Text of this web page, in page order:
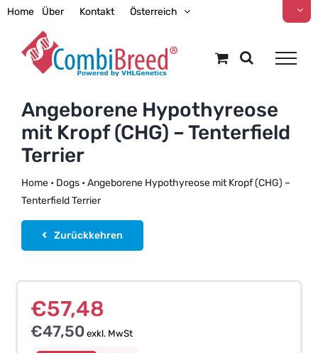
Zum
springen
Home Über Kontakt Österreich
Angeborene Hypothyreose
mit Kropf (CHG) – Tenterfield
Terrier
Home• Dogs• Angeborene Hypothyreose mit Kropf (CHG) –
Tenterfield Terrier
Zurückkehren
€57,48
€47,50exkl. MwSt